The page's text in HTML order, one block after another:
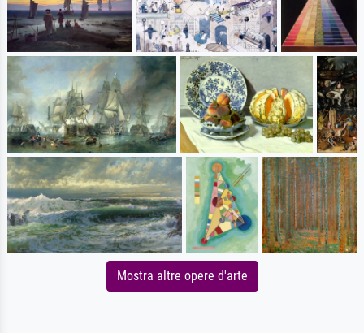
Mostra altre opere d'arte